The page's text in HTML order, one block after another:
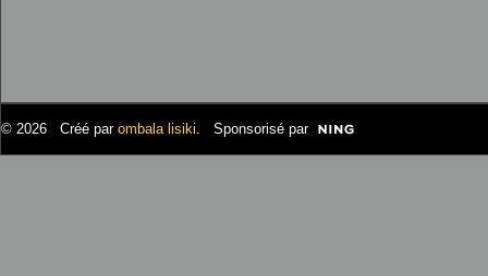
© 2026 Créé par ombala lisiki. Sponsorisé par